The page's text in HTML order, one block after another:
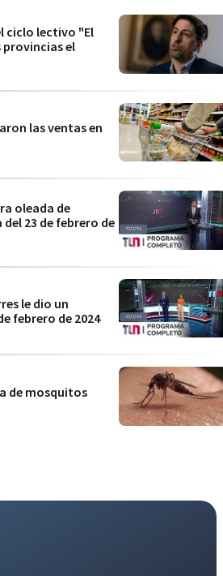
ciclo lectivo "El
el
las ventas en
oleada de
23 de febrero de
le dio un
febrero de 2024
de mosquitos